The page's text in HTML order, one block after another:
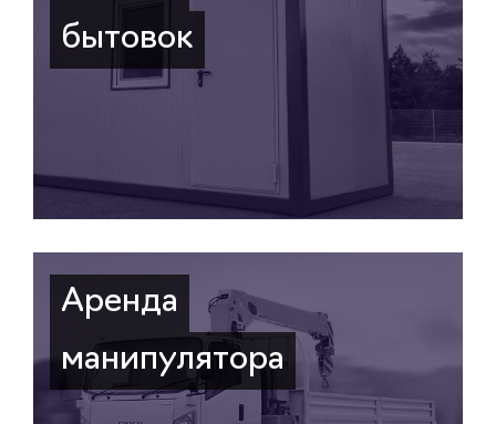
бытовок
Аренда
манипулятора